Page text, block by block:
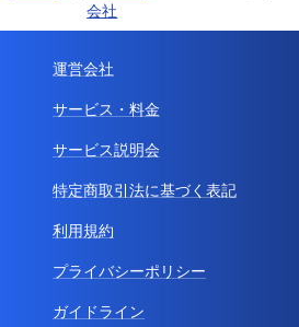
会社
運営会社
サービス・料金
サービス説明会
特定商取引法に基づく表記
利用規約
プライバシーポリシー
ガイドライン